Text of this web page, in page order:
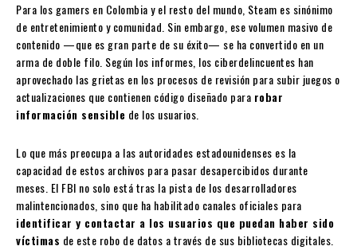
Para los gamers en Colombia y el resto del mundo, Steam es sinónimo
de entretenimiento y comunidad. Sin embargo, ese volumen masivo de
contenido —que es gran parte de su éxito— se ha convertido en un
arma de doble filo. Según los informes, los ciberdelincuentes han
aprovechado las grietas en los procesos de revisión para subir juegos o
actualizaciones que contienen código diseñado para robar
información sensible de los usuarios.
Lo que más preocupa a las autoridades estadounidenses es la
capacidad de estos archivos para pasar desapercibidos durante
meses. El FBI no solo está tras la pista de los desarrolladores
malintencionados, sino que ha habilitado canales oficiales para
identificar y contactar a los usuarios que puedan haber sido
víctimas de este robo de datos a través de sus bibliotecas digitales.